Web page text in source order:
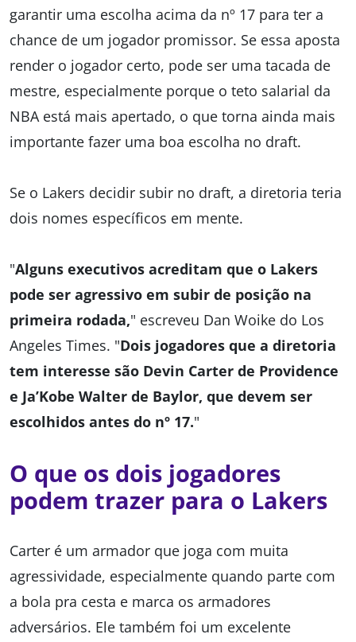
garantir uma escolha acima da nº 17 para ter a
chance de um jogador promissor. Se essa aposta
render o jogador certo, pode ser uma tacada de
mestre, especialmente porque o teto salarial da
NBA está mais apertado, o que torna ainda mais
importante fazer uma boa escolha no draft.
Se o Lakers decidir subir no draft, a diretoria teria
dois nomes específicos em mente.
"Alguns executivos acreditam que o Lakers
pode ser agressivo em subir de posição na
primeira rodada," escreveu Dan Woike do Los
Angeles Times. "Dois jogadores que a diretoria
tem interesse são Devin Carter de Providence
e Ja’Kobe Walter de Baylor, que devem ser
escolhidos antes do nº 17."
O que os dois jogadores
podem trazer para o Lakers
Carter é um armador que joga com muita
agressividade, especialmente quando parte com
a bola pra cesta e marca os armadores
adversários. Ele também foi um excelente